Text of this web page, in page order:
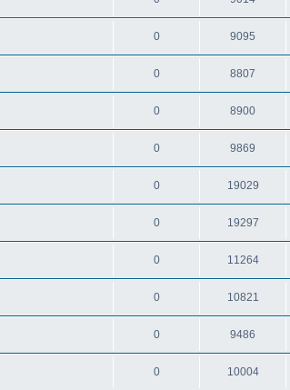
0 9095
0 8807
0 8900
0 9869
0 19029
0 19297
0 11264
0 10821
0 9486
0 10004